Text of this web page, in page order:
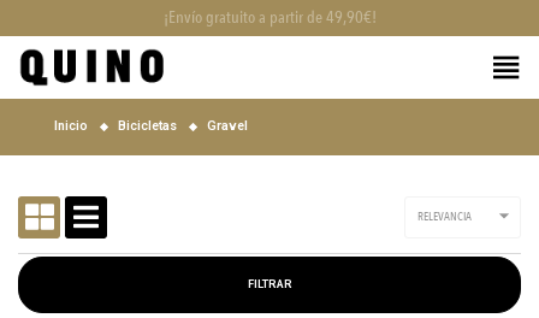
Cambio de talla y devolución gratuita
Inicio Bicicletas Gravel
RELEVANCIA 
FILTRAR